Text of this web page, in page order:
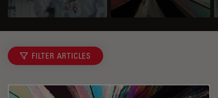
FILTER ARTICLES